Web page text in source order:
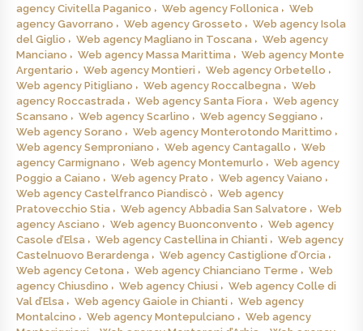
agency Civitella Paganico
Web agency Follonica
Web
agency Gavorrano
Web agency Grosseto
Web agency Isola
del Giglio
Web agency Magliano in Toscana
Web agency
Manciano
Web agency Massa Marittima
Web agency Monte
Argentario
Web agency Montieri
Web agency Orbetello
Web agency Pitigliano
Web agency Roccalbegna
Web
agency Roccastrada
Web agency Santa Fiora
Web agency
Scansano
Web agency Scarlino
Web agency Seggiano
Web agency Sorano
Web agency Monterotondo Marittimo
Web agency Semproniano
Web agency Cantagallo
Web
agency Carmignano
Web agency Montemurlo
Web agency
Poggio a Caiano
Web agency Prato
Web agency Vaiano
Web agency Castelfranco Piandiscò
Web agency
Pratovecchio Stia
Web agency Abbadia San Salvatore
Web
agency Asciano
Web agency Buonconvento
Web agency
Casole d’Elsa
Web agency Castellina in Chianti
Web agency
Castelnuovo Berardenga
Web agency Castiglione d’Orcia
Web agency Cetona
Web agency Chianciano Terme
Web
agency Chiusdino
Web agency Chiusi
Web agency Colle di
Val d’Elsa
Web agency Gaiole in Chianti
Web agency
Montalcino
Web agency Montepulciano
Web agency